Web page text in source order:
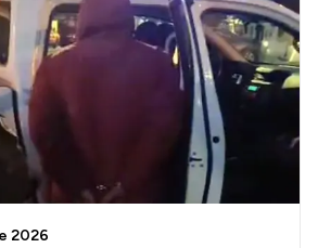
2026